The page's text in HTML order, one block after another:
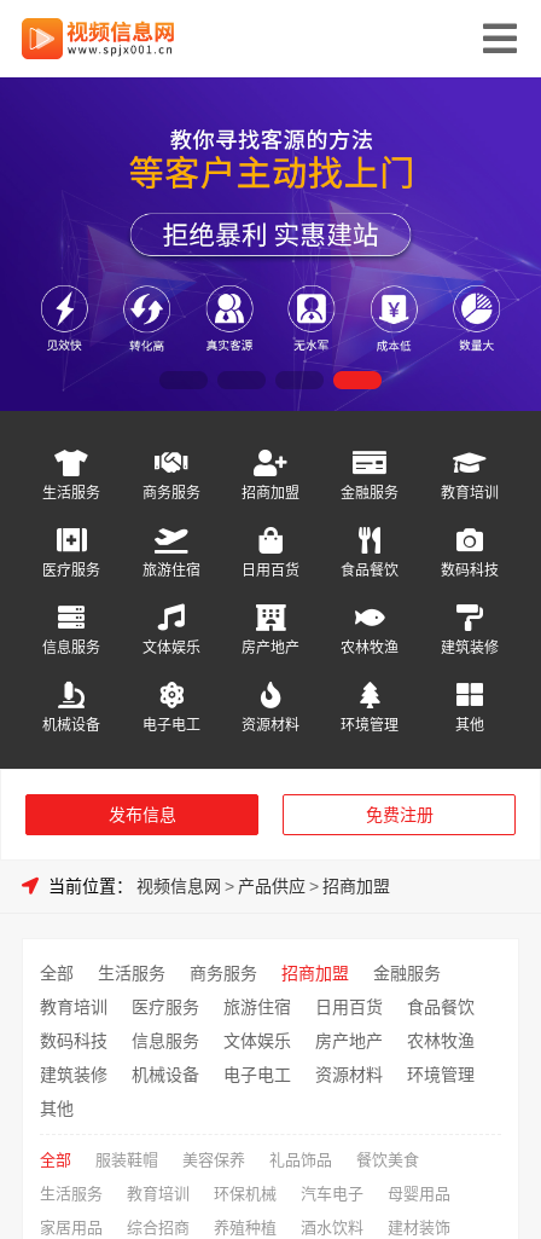
生活服务 商务服务 招商加盟 金融服务 教育培训
医疗服务 旅游住宿 日用百货 食品餐饮 数码科技
信息服务 文体娱乐 房产地产 农林牧渔 建筑装修
机械设备 电子电工 资源材料 环境管理 其他
发布信息 免费注册
当前位置： 视频信息网 > 产品供应>招商加盟
全部 生活服务 商务服务 招商加盟
金融服务
教育培训
医疗服务 旅游住宿 日用百货
食品餐饮
数码科技
信息服务 文体娱乐 房产地产
农林牧渔
建筑装修
机械设备 电子电工 资源材料
环境管理
其他
全部 服装鞋帽 美容保养 礼品饰品
餐饮美食
生活服务
教育培训 环保机械 汽车电子
母婴用品
家居用品
综合招商 养殖种植 酒水饮料 建材装饰